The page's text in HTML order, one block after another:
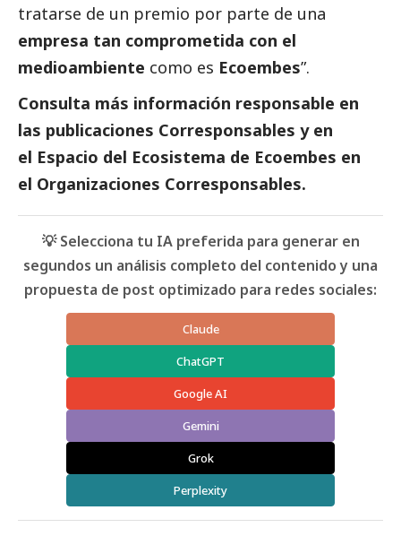
tratarse de un premio por parte de una
empresa tan comprometida con el
medioambiente como es Ecoembes”.
Consulta más información responsable en
las publicaciones Corresponsables y en
el Espacio del Ecosistema de Ecoembes en
el Organizaciones Corresponsables.
💡 Selecciona tu IA preferida para generar en
segundos un análisis completo del contenido y una
propuesta de post optimizado para redes sociales:
Claude
ChatGPT
Google AI
Gemini
Grok
Perplexity